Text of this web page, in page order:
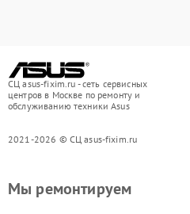
СЦ asus-fixim.ru - сеть сервисных
центров в Москве по ремонту и
обслуживанию техники Asus
2021-2026 © СЦ asus-fixim.ru
Мы ремонтируем